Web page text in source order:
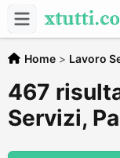
Home > Lavoro
467
Servizi,